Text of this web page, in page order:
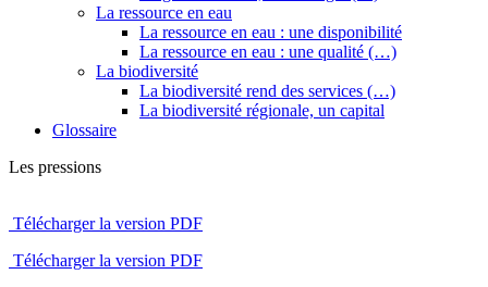
La ressource en eau
La ressource en eau : une disponibilité
La ressource en eau : une qualité (…)
La biodiversité
La biodiversité rend des services (…)
La biodiversité régionale, un capital
Glossaire
Les pressions
Télécharger la version PDF
Télécharger la version PDF